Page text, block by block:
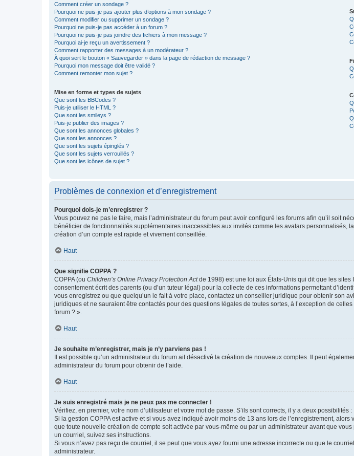
Comment créer un sondage ?
Pourquoi ne puis-je pas ajouter plus d’options à mon sondage ?
Comment modifier ou supprimer un sondage ?
Pourquoi ne puis-je pas accéder à un forum ?
Pourquoi ne puis-je pas joindre des fichiers à mon message ?
Pourquoi ai-je reçu un avertissement ?
Comment rapporter des messages à un modérateur ?
À quoi sert le bouton « Sauvegarder » dans la page de rédaction de message ?
Pourquoi mon message doit être validé ?
Comment remonter mon sujet ?
Mise en forme et types de sujets
Que sont les BBCodes ?
Puis-je utiliser le HTML ?
Que sont les smileys ?
Puis-je publier des images ?
Que sont les annonces globales ?
Que sont les annonces ?
Que sont les sujets épinglés ?
Que sont les sujets verrouillés ?
Que sont les icônes de sujet ?
Problèmes de connexion et d’enregistrement
Pourquoi dois-je m’enregistrer ?
Vous pouvez ne pas le faire, mais l’administrateur du forum peut avoir configuré les forums afin qu’il soit
bénéficier de fonctionnalités supplémentaires inaccessibles aux invités comme les avatars personnalisés,
création d’un compte est rapide et vivement conseillée.
Haut
Que signifie COPPA ?
COPPA (ou Children’s Online Privacy Protection Actde 1998) est une loi aux États-Unis qui dit que les
consentement écrit des parents (ou d’un tuteur légal) pour la collecte de ces informations permettant
vous enregistrez ou que quelqu’un le fait à votre place, contactez un conseiller juridique pour obtenir son
juridiques et ne sauraient être contactés pour des questions légales de toutes sortes, à l’exception de
forum ? ».
Haut
Je souhaite m’enregistrer, mais je n’y parviens pas !
Il est possible qu’un administrateur du forum ait désactivé la création de nouveaux comptes. Il peut
administrateur du forum pour obtenir de l’aide.
Haut
Je suis enregistré mais je ne peux pas me connecter !
Vérifiez, en premier, votre nom d’utilisateur et votre mot de passe. S’ils sont corrects, il y a deux possibilités :
Si la gestion COPPA est active et si vous avez indiqué avoir moins de 13 ans lors de l’enregistrement,
que toute nouvelle création de compte soit activée par vous-même ou par un administrateur avant que
un courriel, suivez ses instructions.
Si vous n’avez pas reçu de courriel, il se peut que vous ayez fourni une adresse incorrecte ou que le
administrateur.